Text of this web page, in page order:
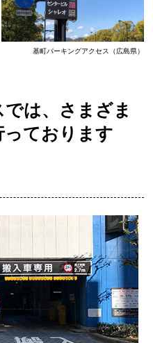
基町パーキングアクセス（広島県）
は、さまざま
っております